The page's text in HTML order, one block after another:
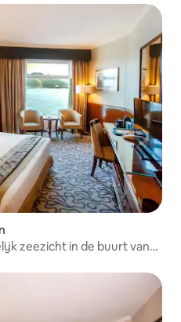
zeezicht in de buurt van